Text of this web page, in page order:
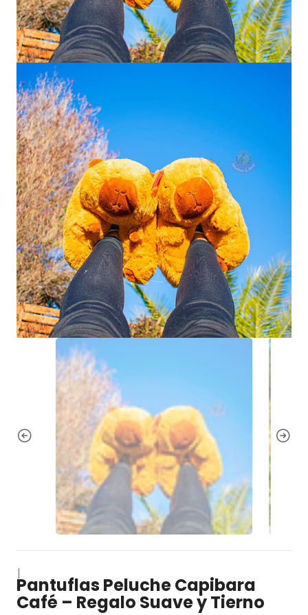
|
Pantuflas Peluche Capibara
Café – Regalo Suave y Tierno